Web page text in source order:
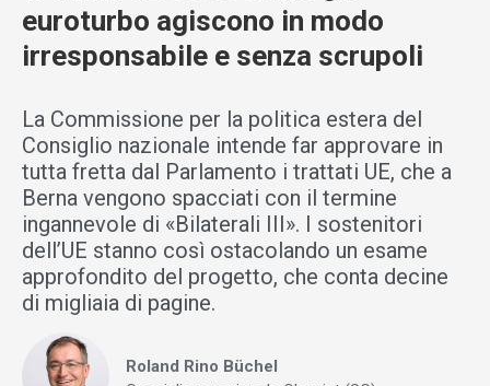
euroturbo agiscono in modo
irresponsabile e senza scrupoli
La Commissione per la politica estera del
Consiglio nazionale intende far approvare in
tutta fretta dal Parlamento i trattati UE, che a
Berna vengono spacciati con il termine
ingannevole di «Bilaterali III». I sostenitori
dell’UE stanno così ostacolando un esame
approfondito del progetto, che conta decine
di migliaia di pagine.
Roland Rino Büchel